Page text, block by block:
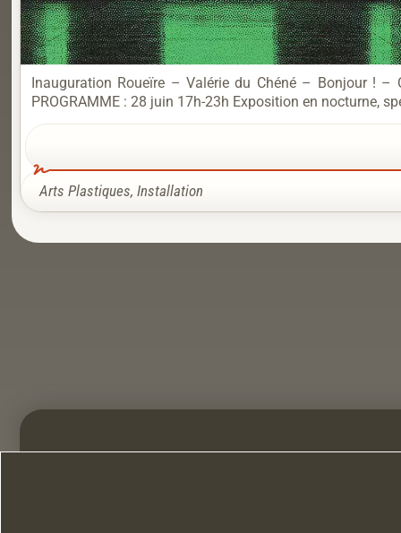
Inauguration Roueïre – Valérie du Chéné – Bonjour ! –
PROGRAMME : 28 juin 17h-23h Exposition en nocturne,
Arts Plastiques, Installation